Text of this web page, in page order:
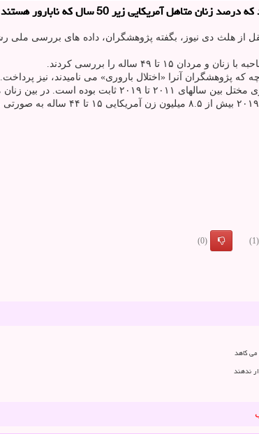
سال که نابارور هستند بین سالهای 2011 تا 2019 بالا رفته است.
پژوهشگران آنرا «اختلال باروری» می نامیدند، نیز پرداخت.
متأهل ۱۵ تا ۴۴ ساله، ۱۵.۵ درصد در بررسی قبلی
(1)
(0)
کاهد
ندهند